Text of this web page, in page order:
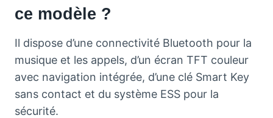
ce modèle ?
Il dispose d’une connectivité Bluetooth pour la
musique et les appels, d’un écran TFT couleur
avec navigation intégrée, d’une clé Smart Key
sans contact et du système ESS pour la
sécurité.